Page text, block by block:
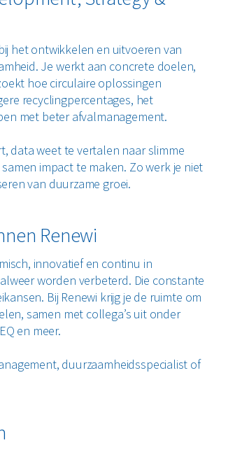
het ontwikkelen en uitvoeren van
Je werkt aan concrete doelen,
hoe circulaire oplossingen
recyclingpercentages, het
met beter afvalmanagement.
data weet te vertalen naar slimme
impact te maken. Zo werk je niet
van duurzame groei.
Renewi
innovatief en continu in
worden verbeterd. Die constante
Bij Renewi krijg je de ruimte om
samen met collega’s uit onder
en meer.
duurzaamheidsspecialist of